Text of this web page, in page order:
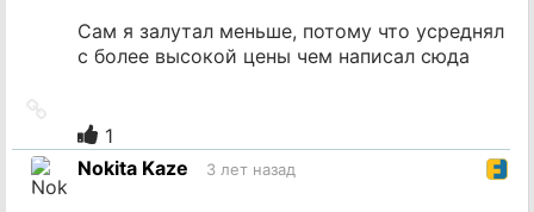
Сам я залутал меньше, потому что усреднял
с более высокой цены чем написал сюда
источник
1
Nokita Kaze
3 лет назад